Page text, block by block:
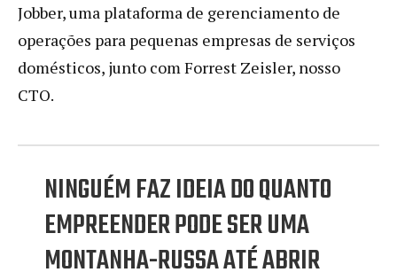
Jobber, uma plataforma de gerenciamento de
operações para pequenas empresas de serviços
domésticos, junto com Forrest Zeisler, nosso
CTO.
NINGUÉM FAZ IDEIA DO QUANTO
EMPREENDER PODE SER UMA
MONTANHA-RUSSA ATÉ ABRIR